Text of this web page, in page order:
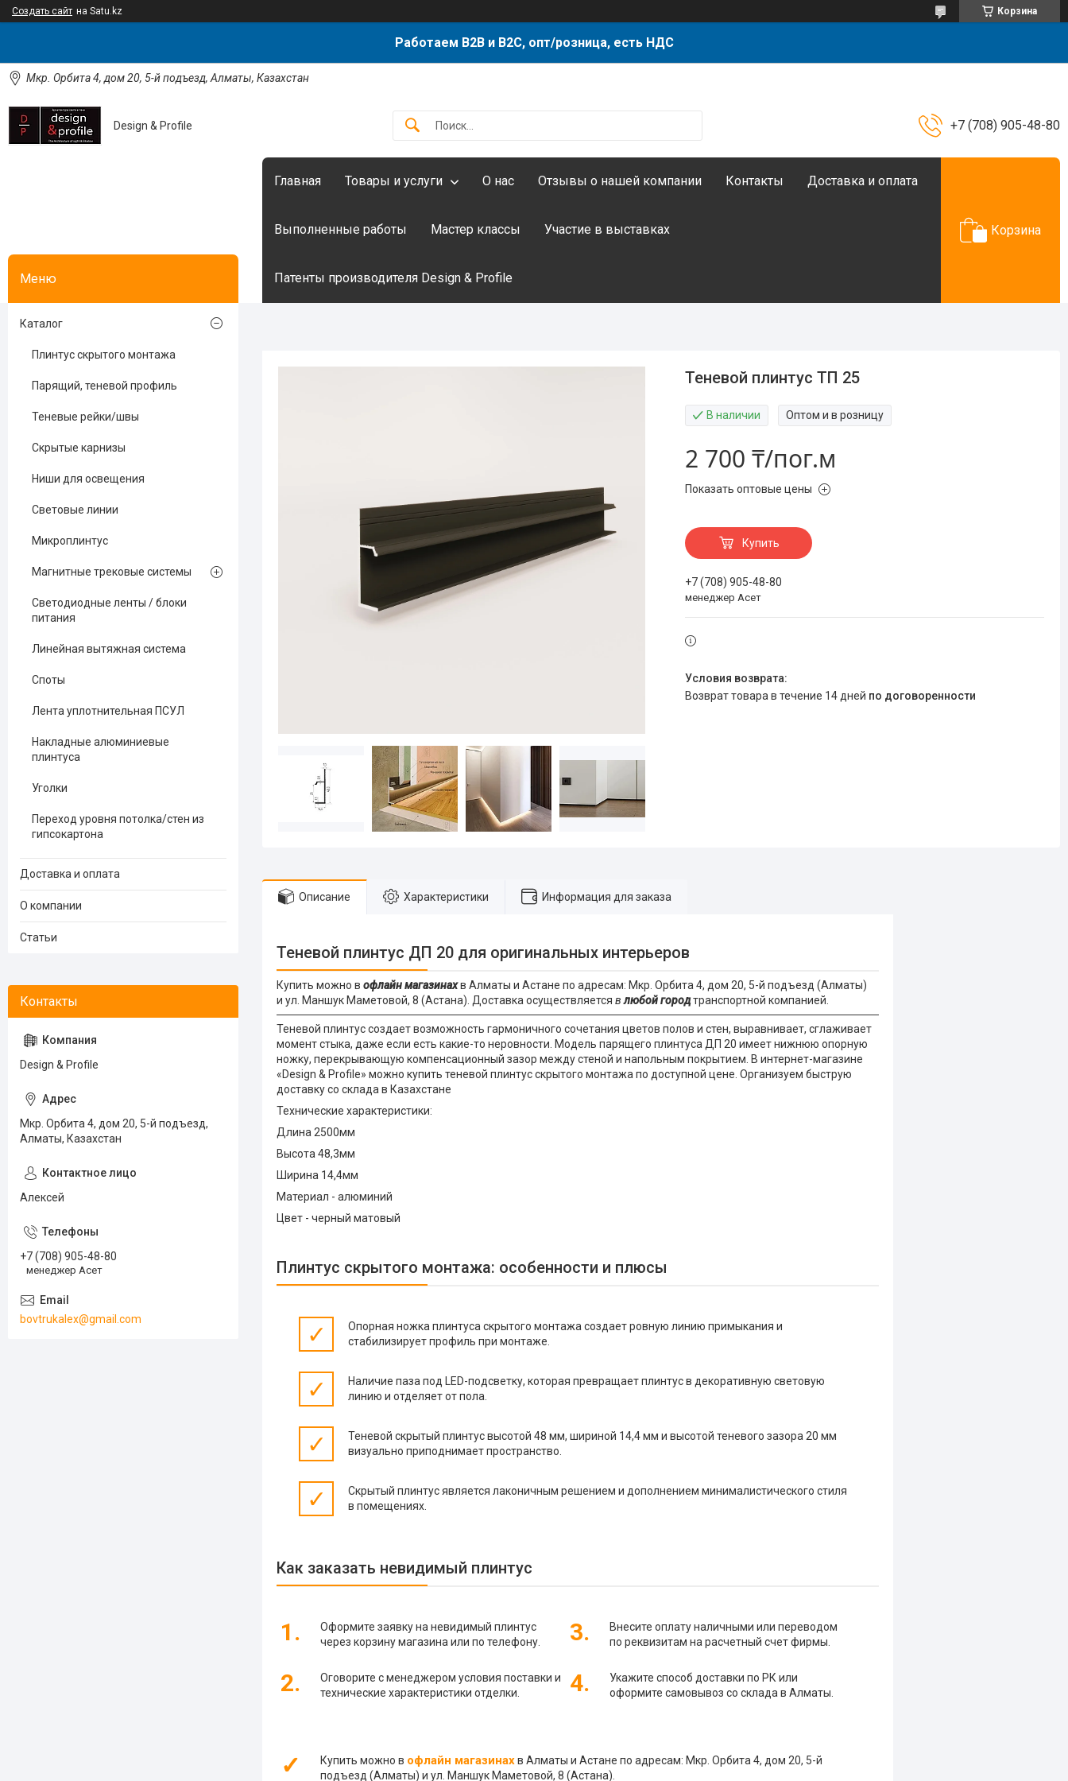
Создать сайт на Satu.kz Корзина
Работаем B2B и B2C, опт/розница, есть НДС
Мкр. Орбита 4, дом 20, 5-й подъезд, Алматы, Казахстан
Design & Profile +7 (708) 905-48-80
Главная Товары и услуги О нас Отзывы о нашей компании Контакты Доставка и оплата
Выполненные работы Мастер классы Участие в выставках
Патенты производителя Design & Profile
Корзина
Теневой плинтус ТП 25
В наличии Оптом и в розницу
2 700 ₸/пог.м
Показать оптовые цены
Купить
+7 (708) 905-48-80
менеджер Асет
возврат товара в течение 14 дней по договоренности
Описание Характеристики Информация для заказа
Теневой плинтус ДП 20 для оригинальных интерьеров
Купить можно в офлайн магазинахв Алматы и Астане по адресам: Мкр. Орбита 4, дом 20, 5-й подъезд (Алматы)
и ул. Маншук Маметовой, 8 (Астана). Доставка осуществляется влюбой городтранспортной компанией.
Теневой плинтус создает возможность гармоничного сочетания цветов полов и стен, выравнивает, сглаживает
момент стыка, даже если есть какие-то неровности. Модель парящего плинтуса ДП 20 имеет нижнюю опорную
ножку, перекрывающую компенсационный зазор между стеной и напольным покрытием. В интернет-магазине
«Design & Profile» можно купить теневой плинтус скрытого монтажа по доступной цене. Организуем быструю
доставку со склада в Казахстане
Технические характеристики:
Длина 2500мм
Высота 48,3мм
Ширина 14,4мм
Материал - алюминий
Цвет - черный матовый
Плинтус скрытого монтажа: особенности и плюсы
✓
Опорная ножка плинтуса скрытого монтажа создает ровную линию примыкания и
стабилизирует профиль при монтаже.
✓
Наличие паза под LED-подсветку, которая превращает плинтус в декоративную световую
линию и отделяет от пола.
✓
Теневой скрытый плинтус высотой 48 мм, шириной 14,4 мм и высотой теневого зазора 20 мм
визуально приподнимает пространство.
✓
Скрытый плинтус является лаконичным решением и дополнением минималистического стиля
в помещениях.
Как заказать невидимый плинтус
1.
Оформите заявку на невидимый плинтус
через корзину магазина или по телефону.
2.
Оговорите с менеджером условия поставки и
технические характеристики отделки.
3.
Внесите оплату наличными или переводом
по реквизитам на расчетный счет фирмы.
4.
Укажите способ доставки по РК или
оформите самовывоз со склада в Алматы.
✓ Купить можно в офлайн магазинахв Алматы и Астане по адресам: Мкр. Орбита 4, дом 20, 5-й
подъезд (Алматы) и ул. Маншук Маметовой, 8 (Астана).
Каталог
Плинтус скрытого монтажа
Парящий, теневой профиль
Теневые рейки/швы
Скрытые карнизы
Ниши для освещения
Световые линии
Микроплинтус
Магнитные трековые системы
Светодиодные ленты / блоки
питания
Линейная вытяжная система
Споты
Лента уплотнительная ПСУЛ
Накладные алюминиевые
плинтуса
Уголки
Переход уровня потолка/стен из
гипсокартона
Доставка и оплата
О компании
Статьи
Design & Profile
Мкр. Орбита 4, дом 20, 5-й подъезд,
Алматы, Казахстан
Алексей
+7 (708) 905-48-80
менеджер Асет
bovtrukalex@gmail.com